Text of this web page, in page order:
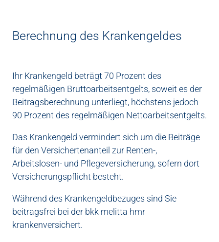
Berechnung des Krankengeldes
Ihr Krankengeld beträgt 70 Prozent des
regelmäßigen Bruttoarbeitsentgelts, soweit es der
Beitragsberechnung unterliegt, höchstens jedoch
90 Prozent des regelmäßigen Nettoarbeitsentgelts.
Das Krankengeld vermindert sich um die Beiträge
für den Versichertenanteil zur Renten-,
Arbeitslosen- und Pflegeversicherung, sofern dort
Versicherungspflicht besteht.
Während des Krankengeldbezuges sind Sie
beitragsfrei bei der bkk melitta hmr
krankenversichert.